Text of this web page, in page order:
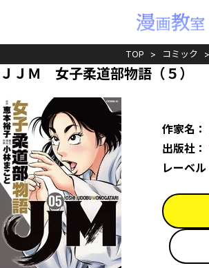
TOP コミック
ＪＪＭ 女子柔道部物語（５）
作家名：
出版社：
レーベル